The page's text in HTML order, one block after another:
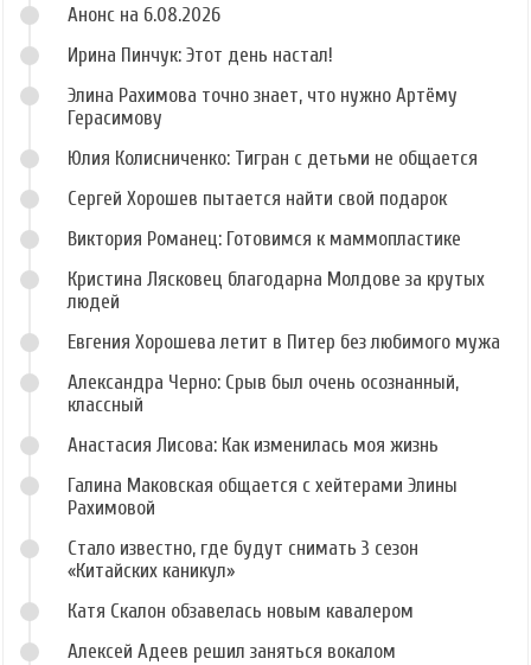
Анонс на 6.08.2026
Ирина Пинчук: Этот день настал!
Элина Рахимова точно знает, что нужно Артёму
Герасимову
Юлия Колисниченко: Тигран с детьми не общается
Сергей Хорошев пытается найти свой подарок
Виктория Романец: Готовимся к маммопластике
Кристина Лясковец благодарна Молдове за крутых
людей
Евгения Хорошева летит в Питер без любимого мужа
Александра Черно: Срыв был очень осознанный,
классный
Анастасия Лисова: Как изменилась моя жизнь
Галина Маковская общается с хейтерами Элины
Рахимовой
Стало известно, где будут снимать 3 сезон
«Китайских каникул»
Катя Скалон обзавелась новым кавалером
Алексей Адеев решил заняться вокалом